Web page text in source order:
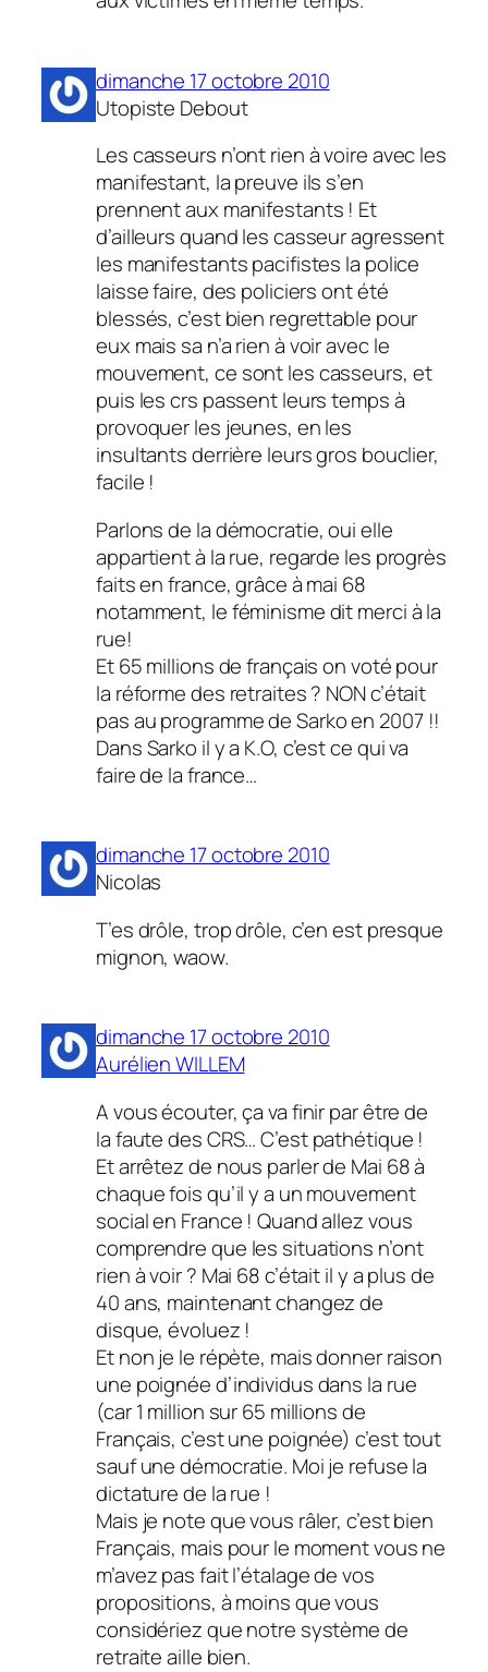
dimanche 17 octobre 2010
Utopiste Debout
Les casseurs n’ont rien à voire avec les
manifestant, la preuve ils s’en
prennent aux manifestants ! Et
d’ailleurs quand les casseur agressent
les manifestants pacifistes la police
laisse faire, des policiers ont été
blessés, c’est bien regrettable pour
eux mais sa n’a rien à voir avec le
mouvement, ce sont les casseurs, et
puis les crs passent leurs temps à
provoquer les jeunes, en les
insultants derrière leurs gros bouclier,
facile !
Parlons de la démocratie, oui elle
appartient à la rue, regarde les progrès
faits en france, grâce à mai 68
notamment, le féminisme dit merci à la
rue!
Et 65 millions de français on voté pour
la réforme des retraites ? NON c’était
pas au programme de Sarko en 2007 !!
Dans Sarko il y a K.O, c’est ce qui va
faire de la france…
dimanche 17 octobre 2010
Nicolas
T’es drôle, trop drôle, c’en est presque
mignon, waow.
dimanche 17 octobre 2010
Aurélien WILLEM
A vous écouter, ça va finir par être de
la faute des CRS… C’est pathétique !
Et arrêtez de nous parler de Mai 68 à
chaque fois qu’il y a un mouvement
social en France ! Quand allez vous
comprendre que les situations n’ont
rien à voir ? Mai 68 c’était il y a plus de
40 ans, maintenant changez de
disque, évoluez !
Et non je le répète, mais donner raison
une poignée d’individus dans la rue
(car 1 million sur 65 millions de
Français, c’est une poignée) c’est tout
sauf une démocratie. Moi je refuse la
dictature de la rue !
Mais je note que vous râler, c’est bien
Français, mais pour le moment vous ne
m’avez pas fait l’étalage de vos
propositions, à moins que vous
considériez que notre système de
retraite aille bien.